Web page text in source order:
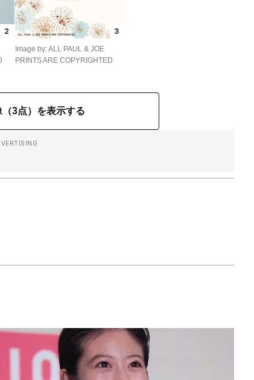
2 3
Image by: ALL PAUL & JOE
PRINTS ARE COPYRIGHTED
3点）を表示する